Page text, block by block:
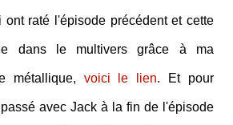
ont raté l'épisode précédent et cette
dans le multivers grâce à ma
métallique, voici le lien. Et pour
avec Jack à la fin de l'épisode